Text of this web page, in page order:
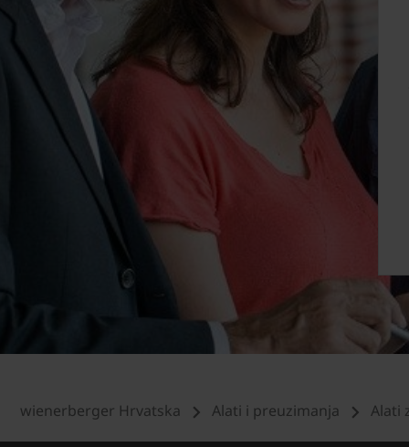
wienerberger Hrvatska Alati i preuzimanja Alati